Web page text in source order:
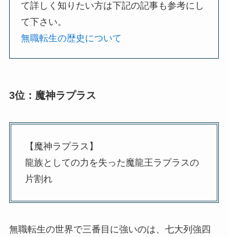
て詳しく知りたい方は下記の記事も参考にし
て下さい。
無職転生の歴史について
3位：魔神ラプラス
【魔神ラプラス】
龍族としての力を失った魔龍王ラプラスの
片割れ
無職転生の世界で三番目に強いのは、七大列強四